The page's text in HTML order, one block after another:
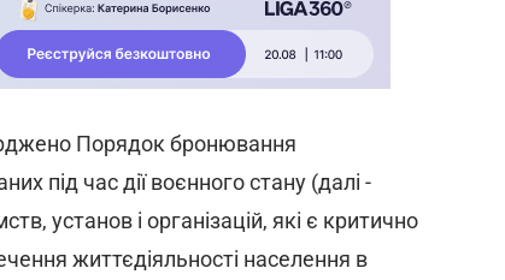
Порядок бронювання
під час дії воєнного стану (далі -
установ і організацій, які є критично
життєдіяльності населення в